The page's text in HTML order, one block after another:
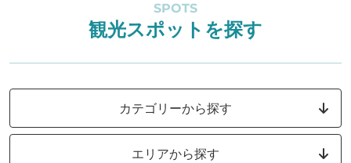
SPOTS
観光スポットを探す
カテゴリーから探す
エリアから探す